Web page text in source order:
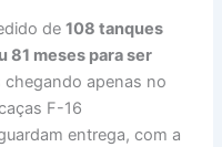
de108 tanques
81 meses para ser
chegando apenas no
F-16
entrega, com a